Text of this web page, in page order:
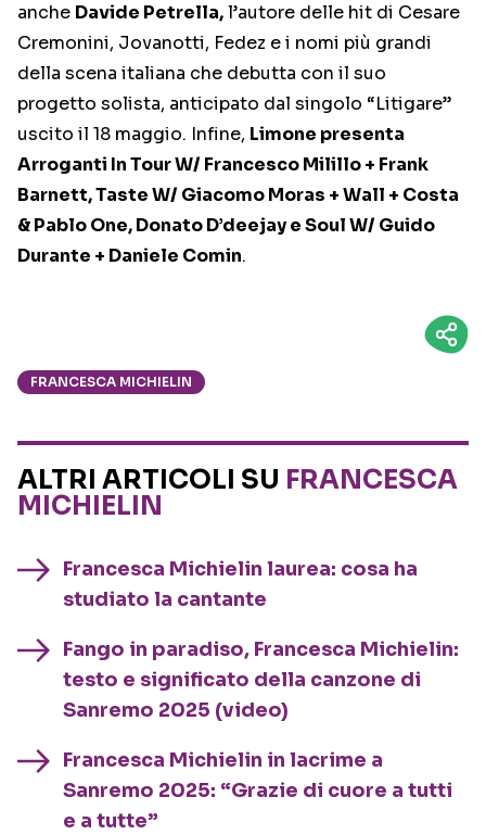
anche Davide Petrella,l’autore delle hit di Cesare
Cremonini, Jovanotti, Fedez e i nomi più grandi
della scena italiana che debutta con il suo
progetto solista, anticipato dal singolo “Litigare”
uscito il 18 maggio. Infine, Limone presenta
Arroganti In Tour W/ Francesco Milillo + Frank
Barnett, Taste W/ Giacomo Moras + Wall + Costa
& Pablo One, Donato D’deejay e Soul W/ Guido
Durante + Daniele Comin.
FRANCESCA MICHIELIN
ALTRI ARTICOLI SU FRANCESCA
MICHIELIN
Francesca Michielin laurea: cosa ha
studiato la cantante
Fango in paradiso, Francesca Michielin:
testo e significato della canzone di
Sanremo 2025 (video)
Francesca Michielin in lacrime a
Sanremo 2025: “Grazie di cuore a tutti
e a tutte”